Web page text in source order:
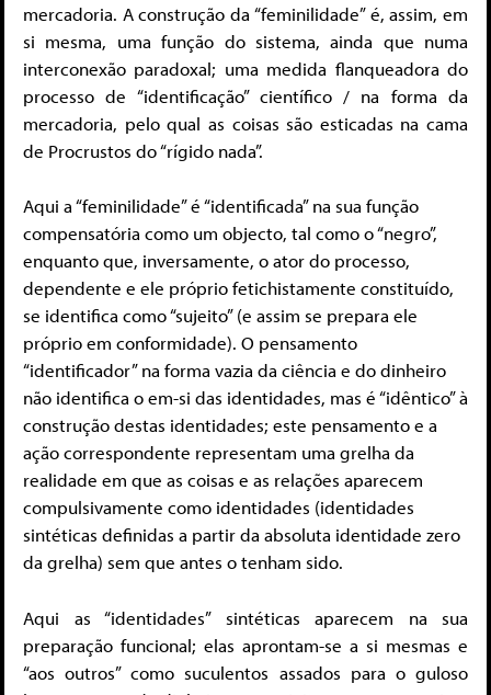
mercadoria. A construção da “feminilidade” é, assim, em
si mesma, uma função do sistema, ainda que numa
interconexão paradoxal; uma medida flanqueadora do
processo de “identificação” científico / na forma da
mercadoria, pelo qual as coisas são esticadas na cama
de Procrustos do “rígido nada”.
Aqui a “feminilidade” é “identificada” na sua função
compensatória como um objecto, tal como o “negro”,
enquanto que, inversamente, o ator do processo,
dependente e ele próprio fetichistamente constituído,
se identifica como “sujeito” (e assim se prepara ele
próprio em conformidade). O pensamento
“identificador” na forma vazia da ciência e do dinheiro
não identifica o em-si das identidades, mas é “idêntico” à
construção destas identidades; este pensamento e a
ação correspondente representam uma grelha da
realidade em que as coisas e as relações aparecem
compulsivamente como identidades (identidades
sintéticas definidas a partir da absoluta identidade zero
da grelha) sem que antes o tenham sido.
Aqui as “identidades” sintéticas aparecem na sua
preparação funcional; elas aprontam-se a si mesmas e
“aos outros” como suculentos assados para o guloso